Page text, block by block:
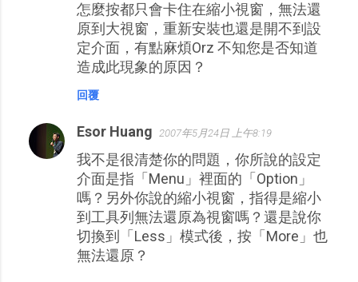
怎麼按都只會卡住在縮小視窗，無法還
原到大視窗，重新安裝也還是開不到設
定介面，有點麻煩Orz 不知您是否知道
造成此現象的原因？
回覆
Esor Huang 2007年5月24日 上午8:19
我不是很清楚你的問題，你所說的設定
介面是指「Menu」裡面的「Option」
嗎？另外你說的縮小視窗，指得是縮小
到工具列無法還原為視窗嗎？還是說你
切換到「Less」模式後，按「More」也
無法還原？